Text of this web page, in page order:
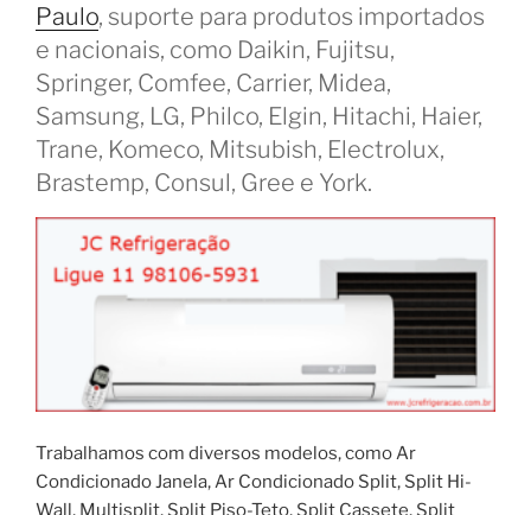
Paulo, suporte para produtos importados
e nacionais, como Daikin, Fujitsu,
Springer, Comfee, Carrier, Midea,
Samsung, LG, Philco, Elgin, Hitachi, Haier,
Trane, Komeco, Mitsubish, Electrolux,
Brastemp, Consul, Gree e York.
Trabalhamos com diversos modelos, como Ar
Condicionado Janela, Ar Condicionado Split, Split Hi-
Wall, Multisplit, Split Piso-Teto, Split Cassete, Split